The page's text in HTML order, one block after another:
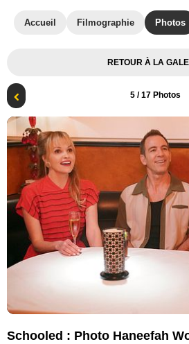
Accueil Filmographie Photos
RETOUR À LA
5/ 17 Photos
Schooled : Photo Haneefah